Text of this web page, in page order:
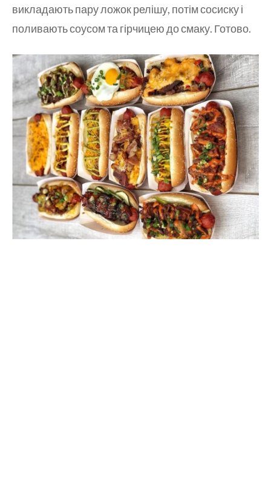
викладають пару ложок релішу, потім сосиску і
поливають соусом та гірчицею до смаку. Готово.